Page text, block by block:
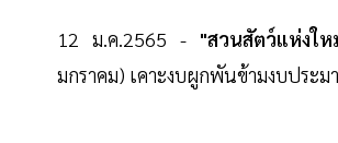
12 ม.ค.2565 - "สวนสัตว์แห่งให
มกราคม) เคาะงบผูกพันข้ามงบประ